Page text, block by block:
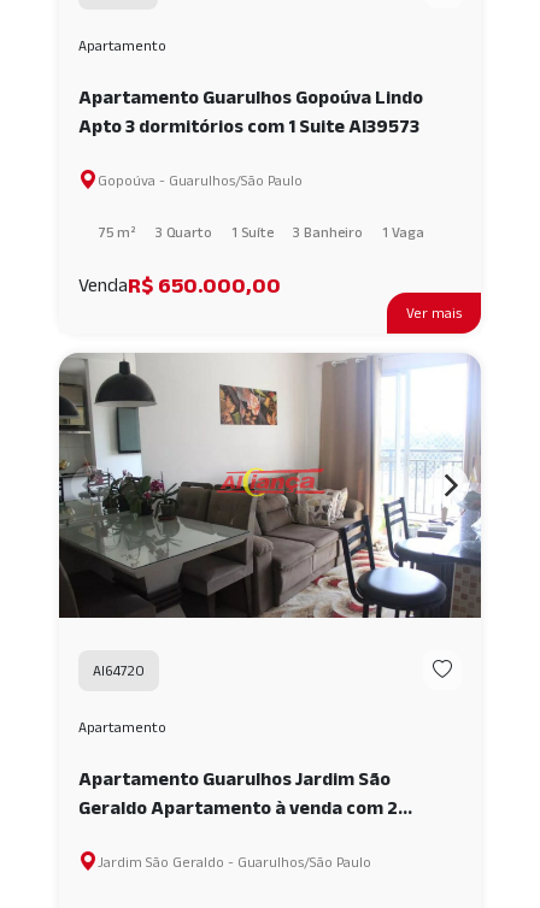
Ver mais
Apartamento
Apartamento Guarulhos Gopoúva Lindo
Apto 3 dormitórios com 1 Suite AI39573
Gopoúva - Guarulhos/São Paulo
75 m² 3 Quarto 1 Suíte 3 Banheiro 1 Vaga
VendaR$ 650.000,00
AI64720
Apartamento
Apartamento Guarulhos Jardim São
Geraldo Apartamento à venda com 2
- Jardim São Geraldo AI64720
Jardim São Geraldo - Guarulhos/São Paulo